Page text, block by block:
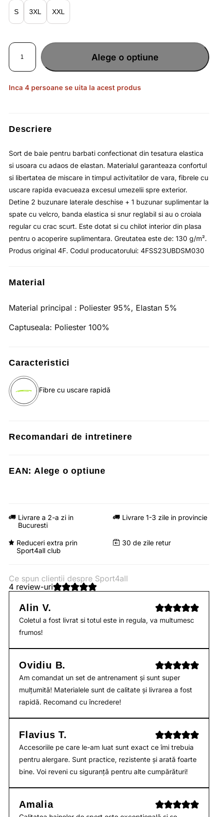
lei112.90.
S XXL
3XL
Cantitate
pentru
barbati
uscare
rapida
4F
Alege o optiune
Inca 4 persoane se uita la acest produs
Descriere
Sort de baie pentru barbati confectionat din tesatura elastica
si usoara cu adaos de elastan. Materialul garanteaza confortul
si libertatea de miscare in timpul activitatilor de vara, fibrele cu
uscare rapida evacueaza excesul umezelii spre exterior.
Detine 2 buzunare laterale deschise + 1 buzunar suplimentar la
spate cu velcro, banda elastica si snur reglabil si au o croiala
regular cu crac scurt. Este dotat si cu chilot interior din plasa
pentru o acoperire suplimentara. Greutatea este de: 130 g/m².
Produs original 4F. Codul producatorului: 4FSS23UBDSM030
Material
Material principal : Poliester 95%, Elastan 5%
Captuseala: Poliester 100%
Caracteristici
Fibre cu uscare rapidă
Recomandari de intretinere
EAN: Alege o optiune
Livrare a 2-a zi in
Bucuresti
Livrare 1-3 zile in provincie
Reduceri extra prin
Sport4all club
30 de zile retur
Ce spun clientii despre Sport4all
4 review-uri
Alin V.
Coletul a fost livrat si totul este in regula, va multumesc
frumos!
Ovidiu B.
Am comandat un set de antrenament și sunt super
mulțumită! Materialele sunt de calitate și livrarea a fost
rapidă. Recomand cu încredere!
Flavius T.
Accesoriile pe care le-am luat sunt exact ce îmi trebuia
pentru alergare. Sunt practice, rezistente și arată foarte
bine. Voi reveni cu siguranță pentru alte cumpărături!
Amalia